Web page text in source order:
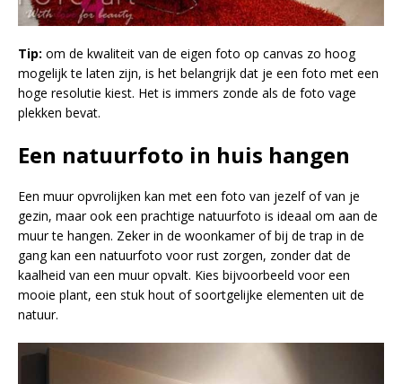
Tip: om de kwaliteit van de eigen foto op canvas zo hoog
mogelijk te laten zijn, is het belangrijk dat je een foto met een
hoge resolutie kiest. Het is immers zonde als de foto vage
plekken bevat.
Een natuurfoto in huis hangen
Een muur opvrolijken kan met een foto van jezelf of van je
gezin, maar ook een prachtige natuurfoto is ideaal om aan de
muur te hangen. Zeker in de woonkamer of bij de trap in de
gang kan een natuurfoto voor rust zorgen, zonder dat de
kaalheid van een muur opvalt. Kies bijvoorbeeld voor een
mooie plant, een stuk hout of soortgelijke elementen uit de
natuur.